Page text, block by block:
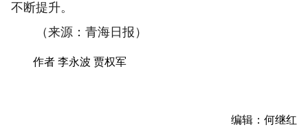
不断提升。
（来源：青海日报）
作者 李永波 贾权军
编辑：何继红